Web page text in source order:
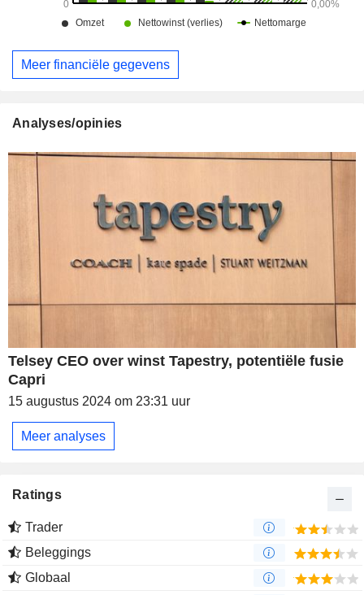
Meer financiële gegevens
Analyses/opinies
Telsey CEO over winst Tapestry, potentiële fusie
Capri
15 augustus 2024 om 23:31 uur
Meer analyses
Ratings
Trader
Beleggings
Globaal